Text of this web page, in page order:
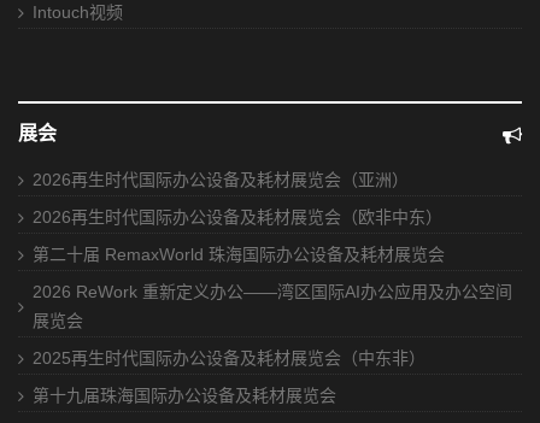
Intouch视频
展会
2026再生时代国际办公设备及耗材展览会（亚洲）
2026再生时代国际办公设备及耗材展览会（欧非中东）
第二十届 RemaxWorld 珠海国际办公设备及耗材展览会
2026 ReWork 重新定义办公——湾区国际AI办公应用及办公空间
展览会
2025再生时代国际办公设备及耗材展览会（中东非）
第十九届珠海国际办公设备及耗材展览会